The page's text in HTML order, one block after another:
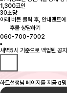
1,300코인
30초당
아래 버튼 클릭 후, 안내멘트
후불 상담하기
060-700-7002
하트선생님 페이지를 지금 0